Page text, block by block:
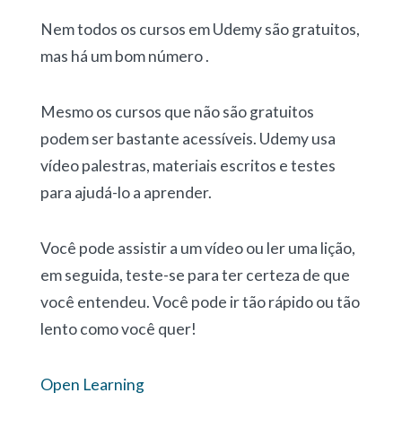
Nem todos os cursos em Udemy são gratuitos,
mas há um bom número .
Mesmo os cursos que não são gratuitos
podem ser bastante acessíveis. Udemy usa
vídeo palestras, materiais escritos e testes
para ajudá-lo a aprender.
Você pode assistir a um vídeo ou ler uma lição,
em seguida, teste-se para ter certeza de que
você entendeu. Você pode ir tão rápido ou tão
lento como você quer!
Open Learning